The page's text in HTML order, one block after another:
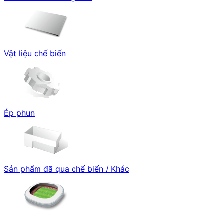
Vật liệu chế biến
Ép phun
Sản phẩm đã qua chế biến / Khác